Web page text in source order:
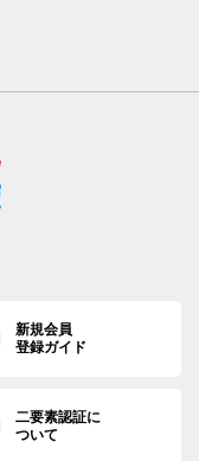
新規会員
登録ガイド
二要素認証に
ついて